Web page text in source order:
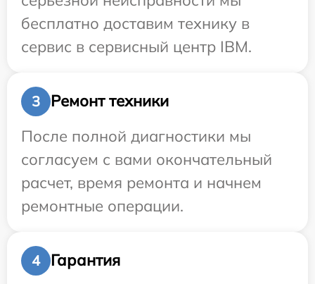
бесплатно доставим технику в
сервис в сервисный центр IBM.
3
Ремонт техники
После полной диагностики мы
согласуем с вами окончательный
расчет, время ремонта и начнем
ремонтные операции.
4
Гарантия